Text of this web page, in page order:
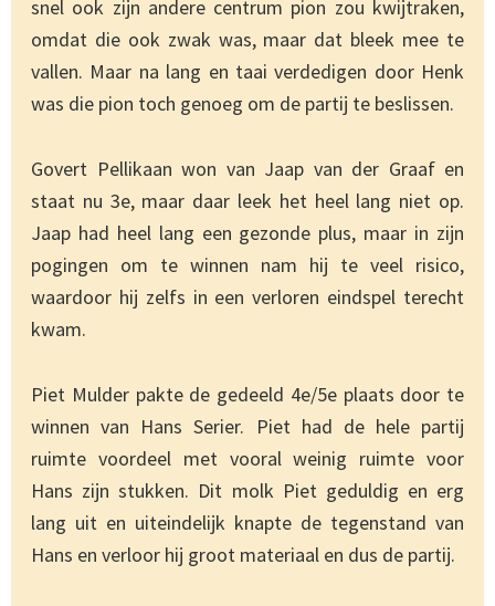
snel ook zijn andere centrum pion zou kwijtraken,
omdat die ook zwak was, maar dat bleek mee te
vallen. Maar na lang en taai verdedigen door Henk
was die pion toch genoeg om de partij te beslissen.
Govert Pellikaan won van Jaap van der Graaf en
staat nu 3e, maar daar leek het heel lang niet op.
Jaap had heel lang een gezonde plus, maar in zijn
pogingen om te winnen nam hij te veel risico,
waardoor hij zelfs in een verloren eindspel terecht
kwam.
Piet Mulder pakte de gedeeld 4e/5e plaats door te
winnen van Hans Serier. Piet had de hele partij
ruimte voordeel met vooral weinig ruimte voor
Hans zijn stukken. Dit molk Piet geduldig en erg
lang uit en uiteindelijk knapte de tegenstand van
Hans en verloor hij groot materiaal en dus de partij.